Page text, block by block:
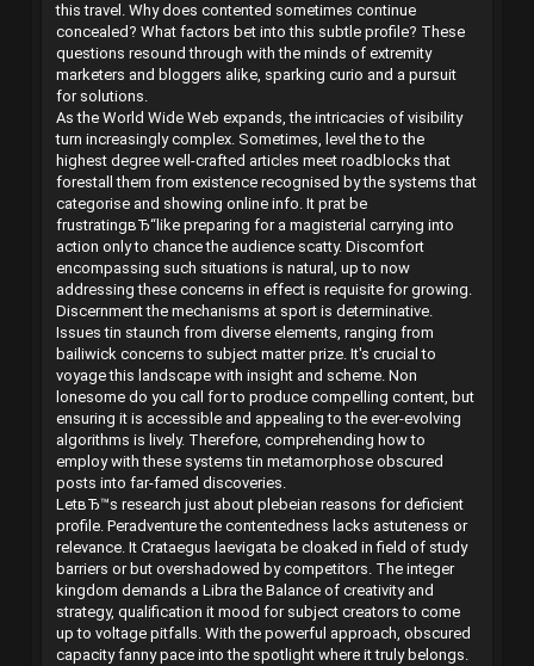
this travel. Why does contented sometimes continue
concealed? What factors bet into this subtle profile? These
questions resound through with the minds of extremity
marketers and bloggers alike, sparking curio and a pursuit
for solutions.
As the World Wide Web expands, the intricacies of visibility
turn increasingly complex. Sometimes, level the to the
highest degree well-crafted articles meet roadblocks that
forestall them from existence recognised by the systems that
categorise and showing online info. It prat be
frustratingвЂ“like preparing for a magisterial carrying into
action only to chance the audience scatty. Discomfort
encompassing such situations is natural, up to now
addressing these concerns in effect is requisite for growing.
Discernment the mechanisms at sport is determinative.
Issues tin staunch from diverse elements, ranging from
bailiwick concerns to subject matter prize. It's crucial to
voyage this landscape with insight and scheme. Non
lonesome do you call for to produce compelling content, but
ensuring it is accessible and appealing to the ever-evolving
algorithms is lively. Therefore, comprehending how to
employ with these systems tin metamorphose obscured
posts into far-famed discoveries.
LetвЂ™s research just about plebeian reasons for deficient
profile. Peradventure the contentedness lacks astuteness or
relevance. It Crataegus laevigata be cloaked in field of study
barriers or but overshadowed by competitors. The integer
kingdom demands a Libra the Balance of creativity and
strategy, qualification it mood for subject creators to come
up to voltage pitfalls. With the powerful approach, obscured
capacity fanny pace into the spotlight where it truly belongs.